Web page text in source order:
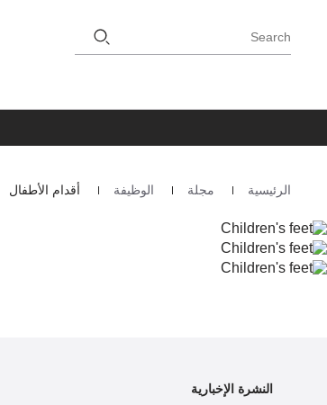
Search
Homepage الرئيسية مجلة الوظيفة أقدام الأطفال
النشرة الإخبارية